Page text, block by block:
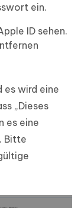
ein.
ID sehen.
es wird eine
„Dieses
es eine
Bitte